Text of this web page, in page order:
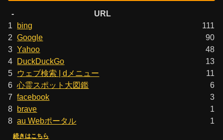
-
URL
1
bing
111
2 Google
90
3 Yahoo
48
4 DuckDuckGo
13
5
ウェブ検索 | dメニュー
11
6 心霊スポット大図鑑
6
7 facebook
3
8 brave
1
8 au Webポータル 1
続きはこちら